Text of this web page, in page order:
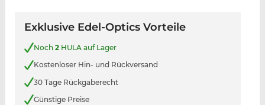
Exklusive Edel-Optics Vorteile
Noch 2HULA auf Lager
Kostenloser Hin- und Rückversand
30 Tage Rückgaberecht
Günstige Preise